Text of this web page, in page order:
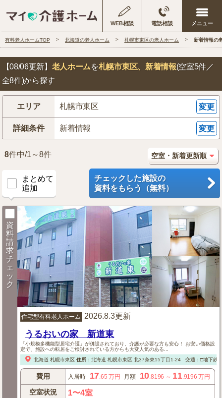
WEB相談 電話相談
有料老人ホームTOP 北海道の老人ホーム 札幌市東区の老人ホーム 新着情報の
【08/06更新】 老人ホームを札幌市東区、新着情報(空室5件／
全8件)から探す
エリア 札幌市東区 変更
詳細条件 新着情報 変更
8件中/1～8件
まとめて
追加
チェックした施設の
資料をもらう（無料）
資
料
請
求
チ
ェ
ッ
ク
住宅型有料老人ホーム 2026.8.3更新
うるおいの家 新道東
「小規模多機能型居宅介護」が併設されており、介護が必要な方も安心！ お安い価格設
定で、施設への転居をご検討されている方からも大変人気のある...
北海道 札幌市東区 住所： 北海道 札幌市東区北37条東15丁目1-24 交通：□地下鉄
費用 入居時 17.65 万円 月額 10.8196 ～ 11.9196 万円
空室状況 1〜4室